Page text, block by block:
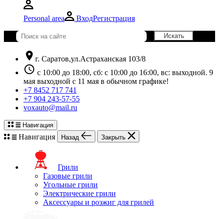
Personal area ВходРегистрация
location_on г. Саратов,ул.Астраханская 103/8
schedule с 10:00 до 18:00, сб: с 10:00 до 16:00, вс: выходной. 9
мая выходной с 11 мая в обычном графике!
+7 8452 717 741
+7 904 243-57-55
voxauto@mail.ru
Навигация
Навигация Назад Закрыть
Грили
Газовые грили
Угольные грили
Электрические грили
Аксессуары и розжиг для грилей